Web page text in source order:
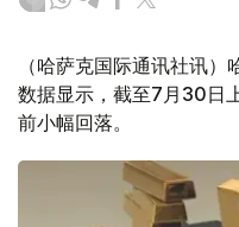
（哈萨克国际通讯社讯
数据显示，截至7月30日
前小幅回落。